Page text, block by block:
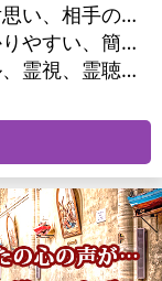
恋愛成就、出会い・片思い、相手の気持ち、相性、結婚、男心・女心、二人の今後、複雑な恋愛、三角関係、不倫、復縁、離婚、同性愛・LGBT、人間関係、職場の人間関係、対人関係、仕事運、適職、転職、進路、就職、人生全般、使命、経営相談、人事、開業、夢、目標、ビジネスチャンス、パワーハラスメント、セクシャルハラスメント、家族関係、夫婦関係、家庭問題、夫婦問題、親族問題、育児・子育て、シングルマザー、ドメスティックバイオレンス、相続関係、美容、精神問題、心の問題、うつ、トラウマ、ストレス、いじめ、人生相談、霊的問題、守護霊様、前世、夢診断、ペットの気持ち、ペットへのヒーリング、パワーストーン選択、引越し・転居、方位、開運指導、健康運、金運、ご近所問題、縁切り
はっきり言う、わかりやすい、簡潔、的確、納得感、情報量が多い、友達のように相談できる、聞き上手、じっくり聞いてくれる、深く濃厚、実力派
霊感・スピリチュアル、霊視、霊聴、透視、過去視、前世・来世、波動修正、オーラ、エネルギー調整、チャクラ、ペットの気持ち、タロット、オラクルカード、算命学、風水、姓名判断、九星気学、四柱推命、数秘術、夢診断、人相(顔相)、ダウジング、ルーン、パワーストーン、水晶、ヒーリング、レイキ、カウンセリング、オリジナル占術